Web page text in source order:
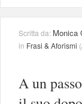
Scritta da: Monica
in Frasi & Aforismi (
A un